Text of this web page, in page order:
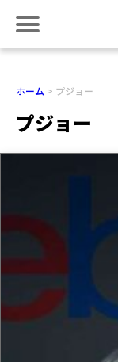
ホーム プジョー
プジョー